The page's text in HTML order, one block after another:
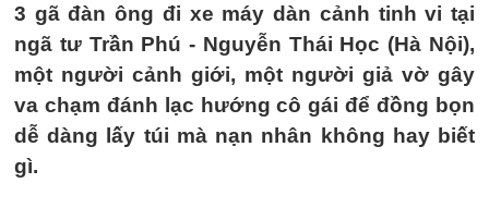
3 gã đàn ông đi xe máy dàn cảnh tinh vi tại
ngã tư Trần Phú - Nguyễn Thái Học (Hà Nội),
một người cảnh giới, một người giả vờ gây
va chạm đánh lạc hướng cô gái để đồng bọn
dễ dàng lấy túi mà nạn nhân không hay biết
gì.